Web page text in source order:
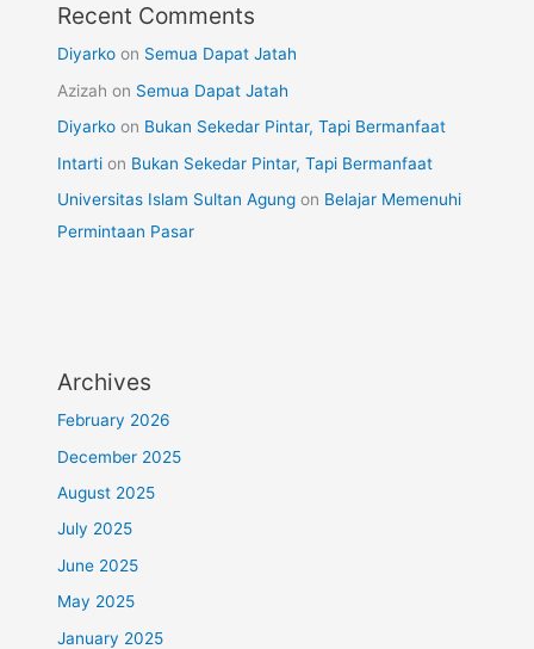
Recent Comments
Diyarko on Semua Dapat Jatah
Azizah on Semua Dapat Jatah
Diyarko on Bukan Sekedar Pintar, Tapi Bermanfaat
Intarti on Bukan Sekedar Pintar, Tapi Bermanfaat
Universitas Islam Sultan Agung on Belajar Memenuhi
Permintaan Pasar
Archives
February 2026
December 2025
August 2025
July 2025
June 2025
May 2025
January 2025